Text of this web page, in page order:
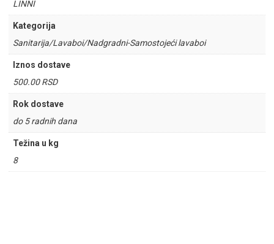
LINNI
Kategorija
Sanitarija/Lavaboi/Nadgradni-Samostojeći lavaboi
Iznos dostave
500.00 RSD
Rok dostave
do 5 radnih dana
Težina u kg
8